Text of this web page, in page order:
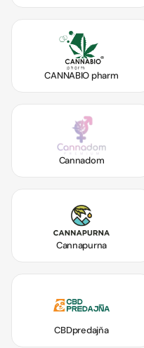
CANNABIO pharm
Cannadom
Cannapurna
CBDpredajňa